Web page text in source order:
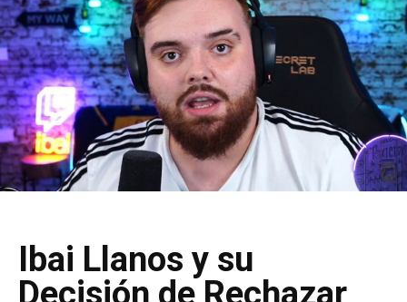
Ibai Llanos y su
Decisión de Rechazar